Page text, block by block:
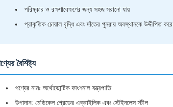
পরিষ্কার ও রক্ষণাবেক্ষণের জন্য সহজ সরানো যায়
প্রাকৃতিক চোয়াল বৃদ্ধি এবং দাঁতের পুনরায় অবস্থানকে উদ্দীপিত করে
বৈশিষ্ট্য
পণ্যের নামঃ অর্থোডোন্টিক ফাংশনাল যন্ত্রপাতি
উপাদান: মেডিকেল গ্রেডের এক্রাইলিক এবং স্টেইনলেস স্টীল